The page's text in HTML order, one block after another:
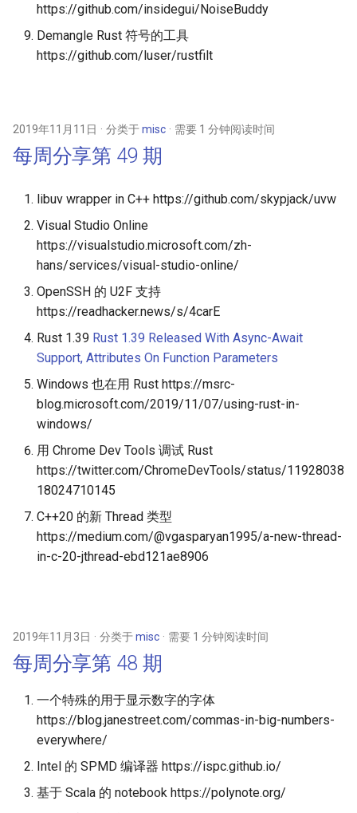
https://github.com/insidegui/NoiseBuddy
Demangle Rust 符号的工具
https://github.com/luser/rustfilt
2019年11月11日 分类于misc 需要 1 分钟阅读时间
每周分享第 49 期
libuv wrapper in C++ https://github.com/skypjack/uvw
Visual Studio Online
https://visualstudio.microsoft.com/zh-
hans/services/visual-studio-online/
OpenSSH 的 U2F 支持
https://readhacker.news/s/4carE
Rust 1.39 Rust 1.39 Released With Async-Await
Support, Attributes On Function Parameters
Windows 也在用 Rust https://msrc-
blog.microsoft.com/2019/11/07/using-rust-in-
windows/
用 Chrome Dev Tools 调试 Rust
https://twitter.com/ChromeDevTools/status/11928038
18024710145
C++20 的新 Thread 类型
https://medium.com/@vgasparyan1995/a-new-thread-
in-c-20-jthread-ebd121ae8906
2019年11月3日 分类于misc 需要 1 分钟阅读时间
每周分享第 48 期
一个特殊的用于显示数字的字体
https://blog.janestreet.com/commas-in-big-numbers-
everywhere/
Intel 的 SPMD 编译器 https://ispc.github.io/
基于 Scala 的 notebook https://polynote.org/